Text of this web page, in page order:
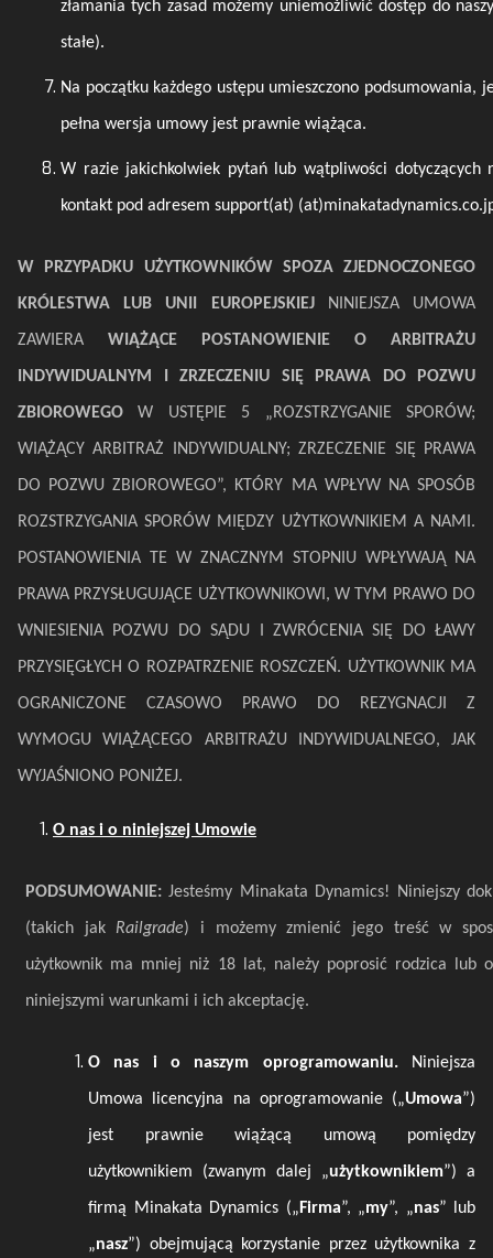
złamania tych zasad możemy uniemożliwić dostęp do
stałe).
Na początku każdego ustępu umieszczono podsumowania,
pełna wersja umowy jest prawnie wiążąca.
W razie jakichkolwiek pytań lub wątpliwości dotyczących
kontakt pod adresem support(at)
W PRZYPADKU UŻYTKOWNIKÓW SPOZA ZJEDNOCZONEGO
KRÓLESTWA LUB UNII EUROPEJSKIEJNINIEJSZA UMOWA
ZAWIERA WIĄŻĄCE POSTANOWIENIE O ARBITRAŻU
INDYWIDUALNYM I ZRZECZENIU SIĘ PRAWA DO POZWU
ZBIOROWEGO W USTĘPIE 5 „ROZSTRZYGANIE SPORÓW;
WIĄŻĄCY ARBITRAŻ INDYWIDUALNY; ZRZECZENIE SIĘ PRAWA
DO POZWU ZBIOROWEGO”, KTÓRY MA WPŁYW NA SPOSÓB
ROZSTRZYGANIA SPORÓW MIĘDZY UŻYTKOWNIKIEM A NAMI.
POSTANOWIENIA TE W ZNACZNYM STOPNIU WPŁYWAJĄ NA
PRAWA PRZYSŁUGUJĄCE UŻYTKOWNIKOWI, W TYM PRAWO DO
WNIESIENIA POZWU DO SĄDU I ZWRÓCENIA SIĘ DO ŁAWY
PRZYSIĘGŁYCH O ROZPATRZENIE ROSZCZEŃ. UŻYTKOWNIK MA
OGRANICZONE CZASOWO PRAWO DO REZYGNACJI Z
WYMOGU WIĄŻĄCEGO ARBITRAŻU INDYWIDUALNEGO, JAK
WYJAŚNIONO PONIŻEJ.
O nas i o niniejszej Umowie
PODSUMOWANIE:Jesteśmy Minakata Dynamics! Niniejszy
(takich jak Railgrade) i możemy zmienić jego treść w
użytkownik ma mniej niż 18 lat, należy poprosić rodzica lub
niniejszymi warunkami i ich akceptację.
O nas i o naszym oprogramowaniu. Niniejsza
Umowa licencyjna na oprogramowanie („Umowa”)
jest prawnie wiążącą umową pomiędzy
użytkownikiem (zwanym dalej „użytkownikiem”) a
firmą Minakata Dynamics („ Firma”, „my”, „nas” lub
„nasz”) obejmującą korzystanie przez użytkownika z